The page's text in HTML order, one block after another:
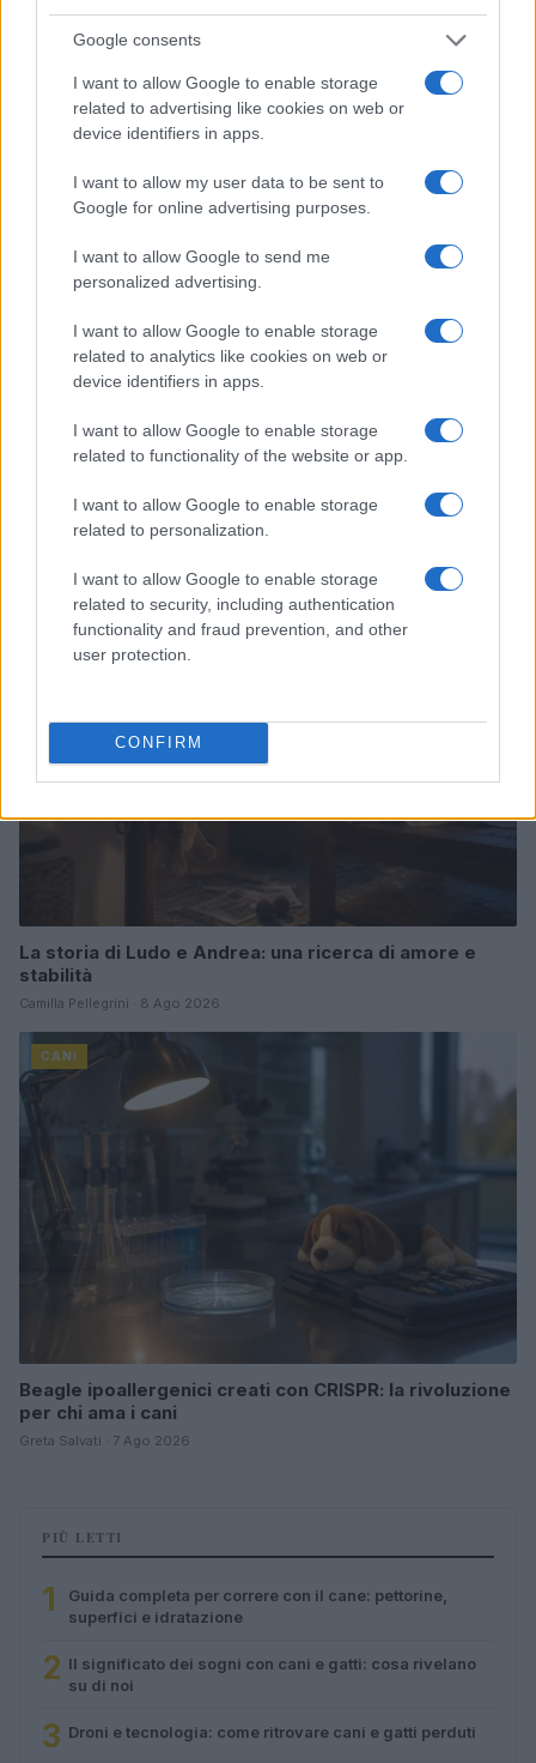
Google consents
I want to allow Google to enable storage
related to advertising like cookies on web or
device identifiers in apps.
I want to allow my user data to be sent to
Google for online advertising purposes.
I want to allow Google to send me
personalized advertising.
I want to allow Google to enable storage
related to analytics like cookies on web or
device identifiers in apps.
I want to allow Google to enable storage
related to functionality of the website or app.
I want to allow Google to enable storage
related to personalization.
I want to allow Google to enable storage
related to security, including authentication
functionality and fraud prevention, and other
user protection.
CONFIRM
Continua a leggere
CANI
Carpi acquista Gatti dal Cittadella: dettagli sul
trasferimento
La storia di Ludo e Andrea: una ricerca di amore e
stabilità
Camilla Pellegrini · 8 Ago 2026
CANI
Beagle ipoallergenici creati con CRISPR: la rivoluzione
per chi ama i cani
Greta Salvati · 7 Ago 2026
PIÙ LETTI
1
Guida completa per correre con il cane: pettorine,
superfici e idratazione
2 Il significato dei sogni con cani e gatti: cosa rivelano
su di noi
3 Droni e tecnologia: come ritrovare cani e gatti perduti